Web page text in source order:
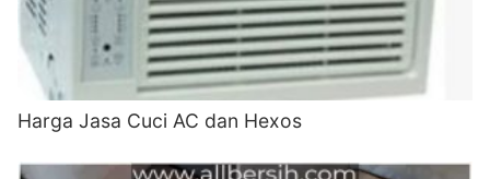
Harga Jasa Cuci AC dan Hexos